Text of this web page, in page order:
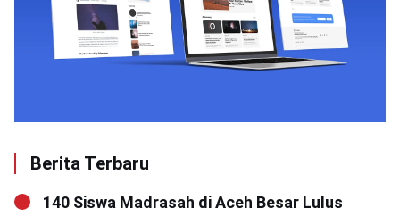
Berita Terbaru
140 Siswa Madrasah di Aceh Besar Lulus